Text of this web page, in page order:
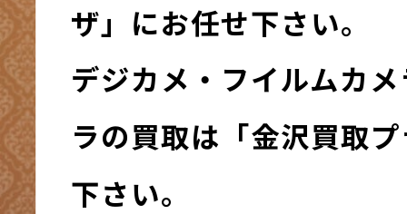
ザ」にお任せ下さい。
デジカメ・フイルムカ
ラの買取は「金沢買取
下さい。